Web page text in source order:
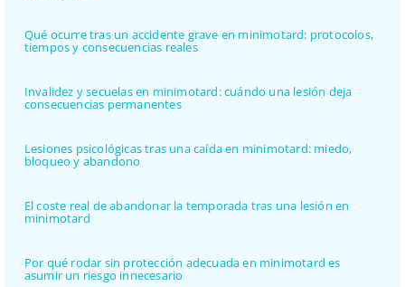
Qué ocurre tras un accidente grave en minimotard: protocolos,
tiempos y consecuencias reales
Invalidez y secuelas en minimotard: cuándo una lesión deja
consecuencias permanentes
Lesiones psicológicas tras una caída en minimotard: miedo,
bloqueo y abandono
El coste real de abandonar la temporada tras una lesión en
minimotard
Por qué rodar sin protección adecuada en minimotard es
asumir un riesgo innecesario